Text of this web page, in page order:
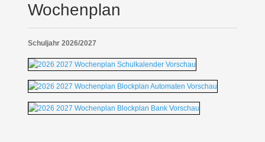
Wochenplan
Schuljahr 2026/2027